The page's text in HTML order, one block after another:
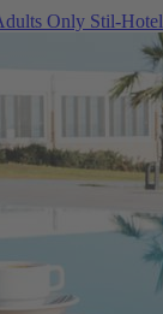
Only Stil-Hotel